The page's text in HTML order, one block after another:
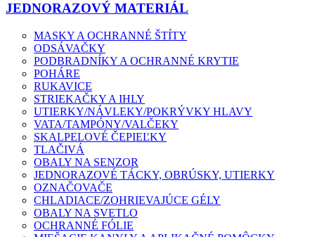
JEDNORAZOVÝ MATERIÁL
MASKY A OCHRANNÉ ŠTÍTY
ODSÁVAČKY
PODBRADNÍKY A OCHRANNÉ KRYTIE
POHÁRE
RUKAVICE
STRIEKAČKY A IHLY
UTIERKY/NÁVLEKY/POKRÝVKY HLAVY
VATA/TAMPÓNY/VALČEKY
SKALPELOVÉ ČEPIEĽKY
TLAČIVÁ
OBALY NA SENZOR
JEDNORAZOVÉ TÁCKY, OBRÚSKY, UTIERKY
OZNAČOVAČE
CHLADIACE/ZOHRIEVAJÚCE GÉLY
OBALY NA SVETLO
OCHRANNÉ FÓLIE